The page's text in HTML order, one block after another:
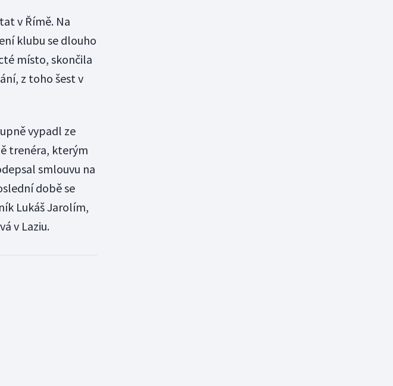
v Římě. Na
klubu se dlouho
místo, skončila
z toho šest v
vypadl ze
trenéra, kterým
smlouvu na
době se
Lukáš Jarolím,
v Laziu.